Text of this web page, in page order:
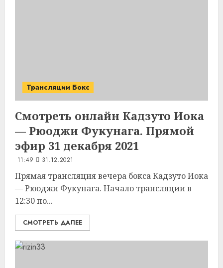
Трансляции Бокс
Смотреть онлайн Кадзуто Иока
— Рюоджи Фукунага. Прямой
эфир 31 декабря 2021
11:49 31.12.2021
Прямая трансляция вечера бокса Кадзуто Иока
— Рюоджи Фукунага. Начало трансляции в
12:30 по...
СМОТРЕТЬ ДАЛЕЕ